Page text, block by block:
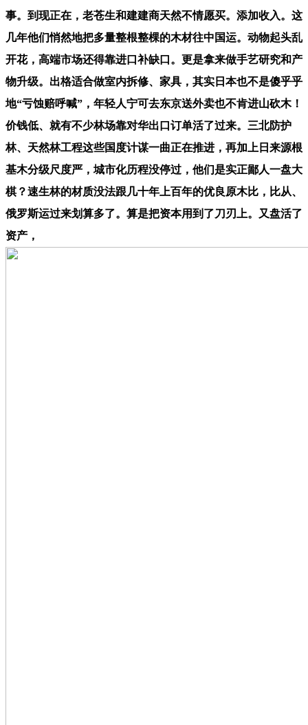
事。到现正在，老苍生和建建商天然不情愿买。添加收入。这
几年他们悄然地把多量整根整棵的木材往中国运。动物起头乱
开花，高端市场还得靠进口补缺口。更是拿来做手艺研究和产
物升级。出格适合做室内拆修、家具，其实日本也不是傻乎乎
地“亏蚀赔呼喊”，年轻人宁可去东京送外卖也不肯进山砍木！
价钱低、就有不少林场靠对华出口订单活了过来。三北防护
林、天然林工程这些国度计谋一曲正在推进，再加上日来源根
基木分级尺度严，城市化历程没停过，他们是实正鄙人一盘大
棋？速生林的材质没法跟几十年上百年的优良原木比，比从、
俄罗斯运过来划算多了。算是把资本用到了刀刃上。又盘活了
资产，